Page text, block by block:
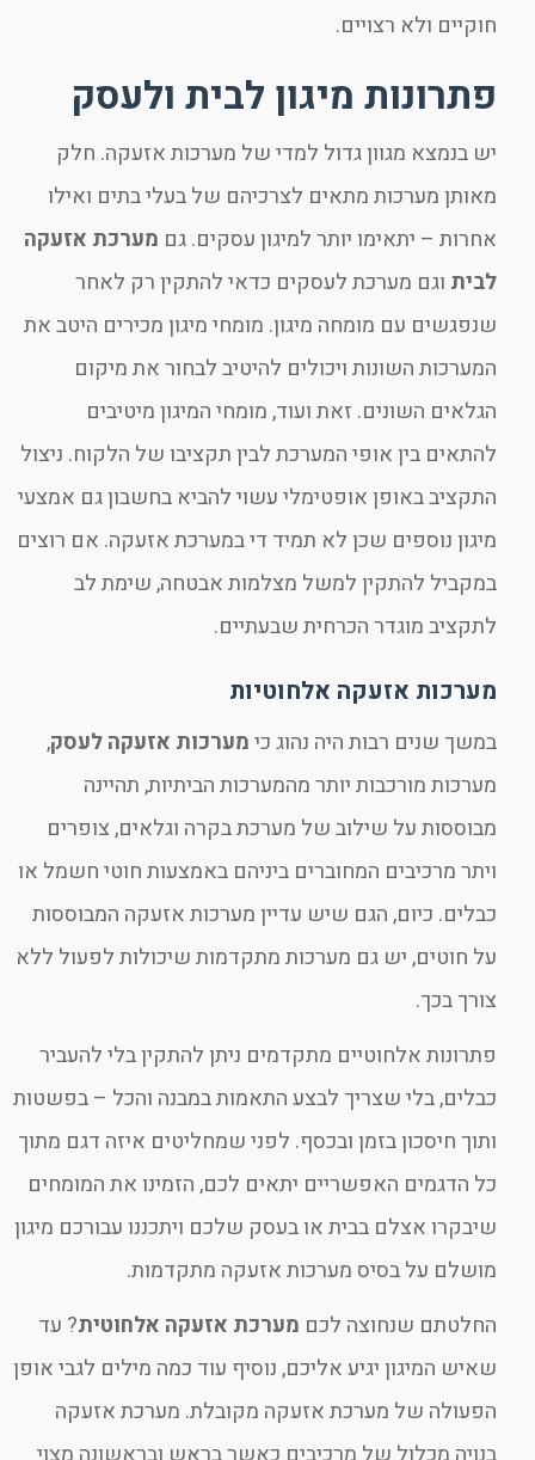
חוקיים ולא רצויים.
פתרונות מיגון לבית ולעסק
יש בנמצא מגוון גדול למדי של מערכות אזעקה. חלק
מאותן מערכות מתאים לצרכיהם של בעלי בתים ואילו
אחרות – יתאימו יותר למיגון עסקים. גם מערכת אזעקה
לבית וגם מערכת לעסקים כדאי להתקין רק לאחר
שנפגשים עם מומחה מיגון. מומחי מיגון מכירים היטב את
המערכות השונות ויכולים להיטיב לבחור את מיקום
הגלאים השונים. זאת ועוד, מומחי המיגון מיטיבים
להתאים בין אופי המערכת לבין תקציבו של הלקוח. ניצול
התקציב באופן אופטימלי עשוי להביא בחשבון גם אמצעי
מיגון נוספים שכן לא תמיד די במערכת אזעקה. אם רוצים
במקביל להתקין למשל מצלמות אבטחה, שימת לב
לתקציב מוגדר הכרחית שבעתיים.
מערכות אזעקה אלחוטיות
במשך שנים רבות היה נהוג כימערכות אזעקה לעסק,
מערכות מורכבות יותר מהמערכות הביתיות, תהיינה
מבוססות על שילוב של מערכת בקרה וגלאים, צופרים
ויתר מרכיבים המחוברים ביניהם באמצעות חוטי חשמל או
כבלים. כיום, הגם שיש עדיין מערכות אזעקה המבוססות
על חוטים, יש גם מערכות מתקדמות שיכולות לפעול ללא
צורך בכך.
פתרונות אלחוטיים מתקדמים ניתן להתקין בלי להעביר
כבלים, בלי שצריך לבצע התאמות במבנה והכל – בפשטות
ותוך חיסכון בזמן ובכסף. לפני שמחליטים איזה דגם מתוך
כל הדגמים האפשריים יתאים לכם, הזמינו את המומחים
שיבקרו אצלם בבית או בעסק שלכם ויתכננו עבורכם מיגון
מושלם על בסיס מערכות אזעקה מתקדמות.
החלטתם שנחוצה לכם מערכת אזעקה אלחוטית? עד
שאיש המיגון יגיע אליכם, נוסיף עוד כמה מילים לגבי אופן
הפעולה של מערכת אזעקה מקובלת. מערכת אזעקה